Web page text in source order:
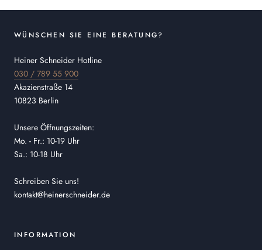
WÜNSCHEN SIE EINE BERATUNG?
Heiner Schneider Hotline
030 / 789 55 900
Akazienstraße 14
10823 Berlin
Unsere Öffnungszeiten:
Mo. - Fr.: 10-19 Uhr
Sa.: 10-18 Uhr
Schreiben Sie uns!
kontakt@heinerschneider.de
INFORMATION